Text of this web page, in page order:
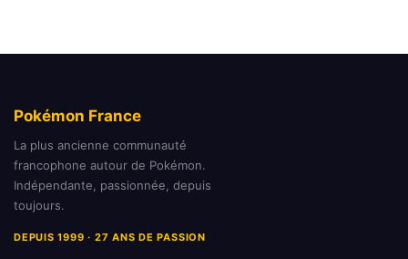
Pokémon France
La plus ancienne communauté
francophone autour de Pokémon.
Indépendante, passionnée, depuis
toujours.
DEPUIS 1999 · 27 ANS DE PASSION